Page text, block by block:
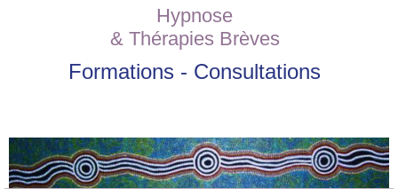
Hypnose
& Thérapies Brèves
Formations - Consultations